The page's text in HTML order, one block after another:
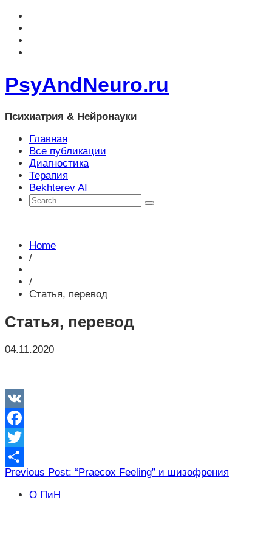
PsyAndNeuro.ru
Психиатрия & Нейронауки
Главная
Все публикации
Диагностика
Терапия
Bekhterev AI
Home
/
/
Статья, перевод
Статья, перевод
04.11.2020
VK
Facebook
Twitter
Отправить
Навигация
по
Previous Post: “Praecox Feeling” и шизофрения
О ПиН